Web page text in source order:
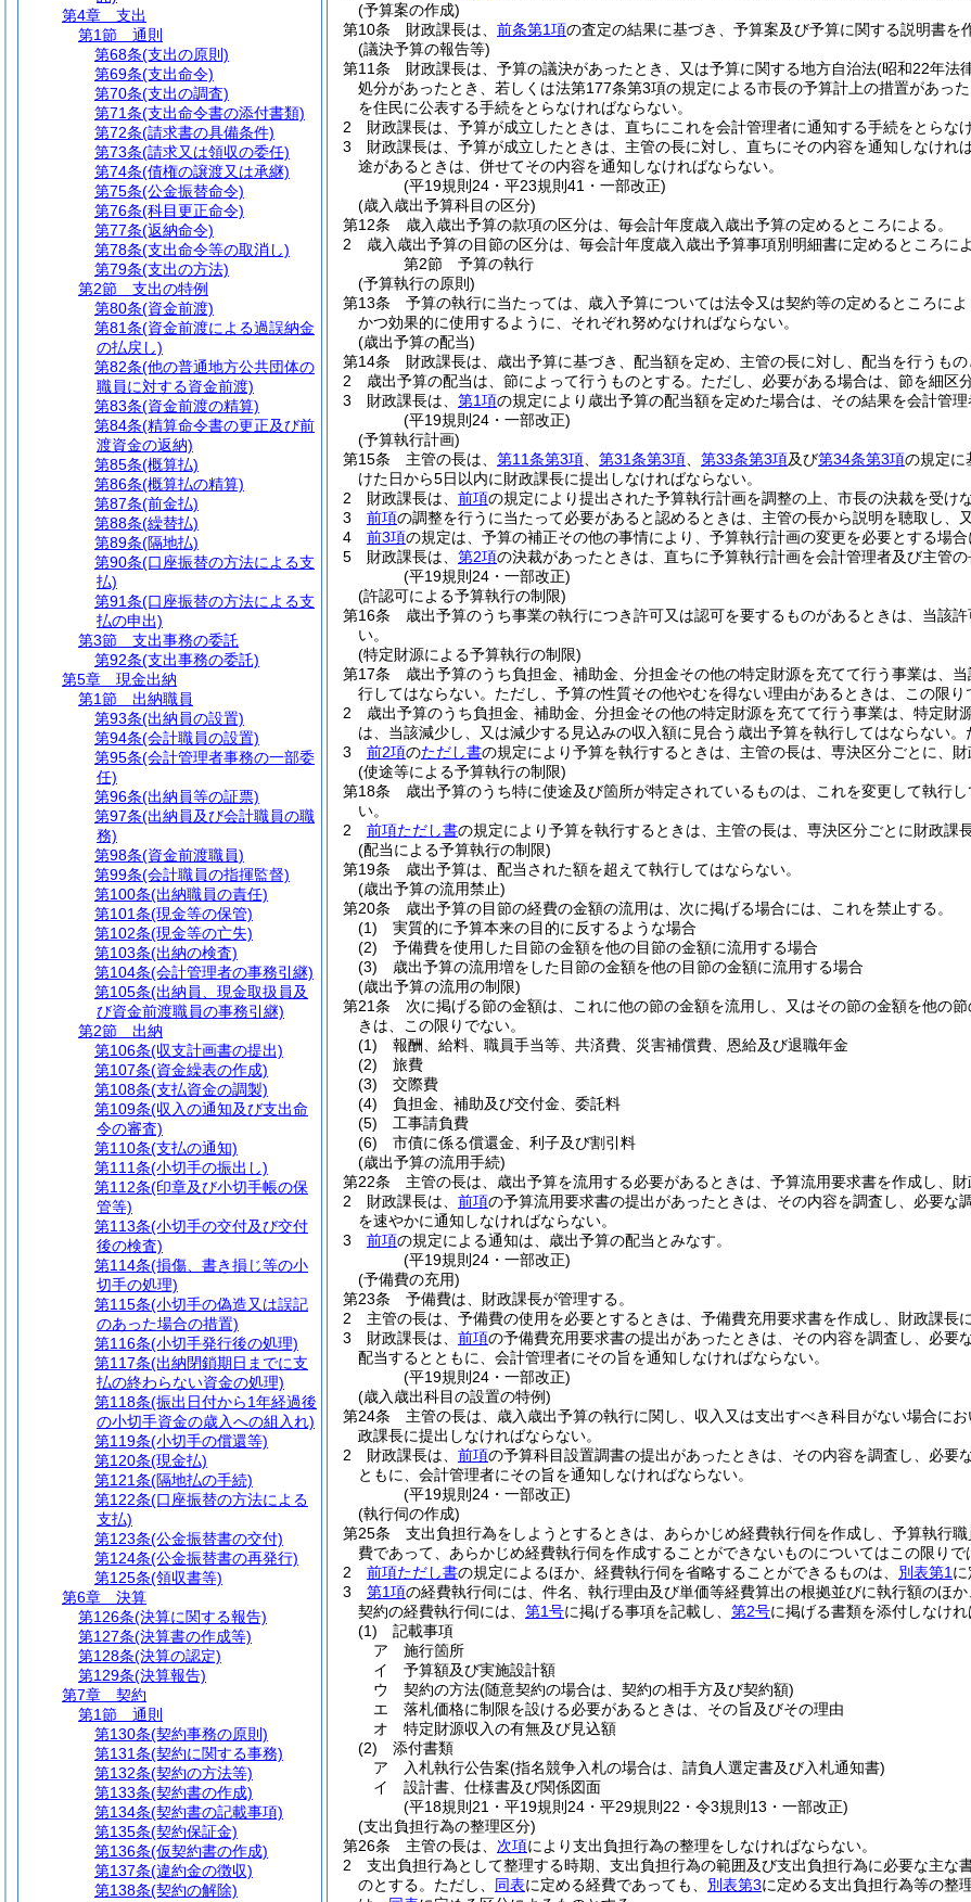
(予算案の作成)
第10条
財政課長は、 前条第1項の査定の結果に基づき、予算案及び予算に関する説明書を
(議決予算の報告等)
第11条
財政課長は、予算の議決があったとき、又は予算に関する地方自治法(昭和22年法
処分があったとき、若しくは法第177条第3項の規定による市長の予算計上の措置があった
を住民に公表する手続をとらなければならない。
2
財政課長は、予算が成立したときは、直ちにこれを会計管理者に通知する手続をとらな
3
財政課長は、予算が成立したときは、主管の長に対し、直ちにその内容を通知しなければ
途があるときは、併せてその内容を通知しなければならない。
(平19規則24・平23規則41・一部改正)
(歳入歳出予算科目の区分)
第12条
歳入歳出予算の款項の区分は、毎会計年度歳入歳出予算の定めるところによる。
2
歳入歳出予算の目節の区分は、毎会計年度歳入歳出予算事項別明細書に定めるところによ
第2節
予算の執行
(予算執行の原則)
第13条
予算の執行に当たっては、歳入予算については法令又は契約等の定めるところに
かつ効果的に使用するように、それぞれ努めなければならない。
(歳出予算の配当)
第14条
財政課長は、歳出予算に基づき、配当額を定め、主管の長に対し、配当を行うもの
2
歳出予算の配当は、節によって行うものとする。 ただし、必要がある場合は、節を細区
3
財政課長は、 第1項の規定により歳出予算の配当額を定めた場合は、その結果を会計管理
(平19規則24・一部改正)
(予算執行計画)
第15条
主管の長は、 第11条第3項 第31条第3項 第33条第3項及び第34条第3項の規定に
けた日から5日以内に財政課長に提出しなければならない。
2
財政課長は、 前項の規定により提出された予算執行計画を調整の上、市長の決裁を受け
3
前項の調整を行うに当たって必要があると認めるときは、主管の長から説明を聴取し、
4
前3項の規定は、予算の補正その他の事情により、予算執行計画の変更を必要とする場合
5
財政課長は、 第2項の決裁があったときは、直ちに予算執行計画を会計管理者及び主管の
(平19規則24・一部改正)
(許認可による予算執行の制限)
第16条
歳出予算のうち事業の執行につき許可又は認可を要するものがあるときは、当該
い。
(特定財源による予算執行の制限)
第17条
歳出予算のうち負担金、補助金、分担金その他の特定財源を充てて行う事業は、
行してはならない。 ただし、予算の性質その他やむを得ない理由があるときは、この限り
2
歳出予算のうち負担金、補助金、分担金その他の特定財源を充てて行う事業は、特定
は、当該減少し、又は減少する見込みの収入額に見合う歳出予算を執行してはならない。
3
前2項のただし書の規定により予算を執行するときは、主管の長は、専決区分ごとに、財
(使途等による予算執行の制限)
第18条
歳出予算のうち特に使途及び箇所が特定されているものは、これを変更して執行し
い。
2
前項ただし書の規定により予算を執行するときは、主管の長は、専決区分ごとに財政課
(配当による予算執行の制限)
第19条
歳出予算は、配当された額を超えて執行してはならない。
(歳出予算の流用禁止)
第20条
歳出予算の目節の経費の金額の流用は、次に掲げる場合には、これを禁止する。
(1)
実質的に予算本来の目的に反するような場合
(2)
予備費を使用した目節の金額を他の目節の金額に流用する場合
(3)
歳出予算の流用増をした目節の金額を他の目節の金額に流用する場合
(歳出予算の流用の制限)
第21条
次に掲げる節の金額は、これに他の節の金額を流用し、又はその節の金額を他の節
きは、この限りでない。
(1)
報酬、給料、職員手当等、共済費、災害補償費、恩給及び退職年金
(2)
旅費
(3)
交際費
(4)
負担金、補助及び交付金、委託料
(5)
工事請負費
(6)
市債に係る償還金、利子及び割引料
(歳出予算の流用手続)
第22条
主管の長は、歳出予算を流用する必要があるときは、予算流用要求書を作成し、財
2
財政課長は、 前項の予算流用要求書の提出があったときは、その内容を調査し、必要
を速やかに通知しなければならない。
3
前項の規定による通知は、歳出予算の配当とみなす。
(平19規則24・一部改正)
(予備費の充用)
第23条
予備費は、財政課長が管理する。
2
主管の長は、予備費の使用を必要とするときは、予備費充用要求書を作成し、財政課長
3
財政課長は、 前項の予備費充用要求書の提出があったときは、その内容を調査し、必
配当するとともに、会計管理者にその旨を通知しなければならない。
(平19規則24・一部改正)
(歳入歳出科目の設置の特例)
第24条
主管の長は、歳入歳出予算の執行に関し、収入又は支出すべき科目がない場合に
政課長に提出しなければならない。
2
財政課長は、 前項の予算科目設置調書の提出があったときは、その内容を調査し、必
ともに、会計管理者にその旨を通知しなければならない。
(平19規則24・一部改正)
(執行伺の作成)
第25条
支出負担行為をしようとするときは、あらかじめ経費執行伺を作成し、予算執行職
費であって、あらかじめ経費執行伺を作成することができないものについてはこの限りで
2
前項ただし書の規定によるほか、経費執行伺を省略することができるものは、 別表第1 に
3
第1項の経費執行伺には、件名、執行理由及び単価等経費算出の根拠並びに執行額のほ
契約の経費執行伺には、 第1号に掲げる事項を記載し、 第2号に掲げる書類を添付しなけれ
(1)
記載事項
ア
施行箇所
イ
予算額及び実施設計額
ウ
契約の方法(随意契約の場合は、契約の相手方及び契約額)
エ
落札価格に制限を設ける必要があるときは、その旨及びその理由
オ
特定財源収入の有無及び見込額
(2)
添付書類
ア
入札執行公告案(指名競争入札の場合は、請負人選定書及び入札通知書)
イ
設計書、仕様書及び関係図面
(平18規則21・平19規則24・平29規則22・令3規則13・一部改正)
(支出負担行為の整理区分)
第26条
主管の長は、 次項により支出負担行為の整理をしなければならない。
2
支出負担行為として整理する時期、支出負担行為の範囲及び支出負担行為に必要な主な書
のとする。 ただし、 同表に定める経費であっても、 別表第3に定める支出負担行為等の整
第4章
支出
第1節
通則
第68条(支出の原則)
第69条(支出命令)
第70条(支出の調査)
第71条(支出命令書の添付書類)
第72条(請求書の具備条件)
第73条(請求又は領収の委任)
第74条(債権の譲渡又は承継)
第75条(公金振替命令)
第76条(科目更正命令)
第77条(返納命令)
第78条(支出命令等の取消し)
第79条(支出の方法)
第2節
支出の特例
第80条(資金前渡)
第81条(資金前渡による過誤納金
の払戻し)
第82条(他の普通地方公共団体の
職員に対する資金前渡)
第83条(資金前渡の精算)
第84条(精算命令書の更正及び前
渡資金の返納)
第85条(概算払)
第86条(概算払の精算)
第87条(前金払)
第88条(繰替払)
第89条(隔地払)
第90条(口座振替の方法による支
払)
第91条(口座振替の方法による支
払の申出)
第3節
支出事務の委託
第92条(支出事務の委託)
第5章
現金出納
第1節
出納職員
第93条(出納員の設置)
第94条(会計職員の設置)
第95条(会計管理者事務の一部委
任)
第96条(出納員等の証票)
第97条(出納員及び会計職員の職
務)
第98条(資金前渡職員)
第99条(会計職員の指揮監督)
第100条(出納職員の責任)
第101条(現金等の保管)
第102条(現金等の亡失)
第103条(出納の検査)
第104条(会計管理者の事務引継)
第105条(出納員、現金取扱員及
び資金前渡職員の事務引継)
第2節
出納
第106条(収支計画書の提出)
第107条(資金繰表の作成)
第108条(支払資金の調製)
第109条(収入の通知及び支出命
令の審査)
第110条(支払の通知)
第111条(小切手の振出し)
第112条(印章及び小切手帳の保
管等)
第113条(小切手の交付及び交付
後の検査)
第114条(損傷、書き損じ等の小
切手の処理)
第115条(小切手の偽造又は誤記
のあった場合の措置)
第116条(小切手発行後の処理)
第117条(出納閉鎖期日までに支
払の終わらない資金の処理)
第118条(振出日付から1年経過後
の小切手資金の歳入への組入れ)
第119条(小切手の償還等)
第120条(現金払)
第121条(隔地払の手続)
第122条(口座振替の方法による
支払)
第123条(公金振替書の交付)
第124条(公金振替書の再発行)
第125条(領収書等)
第6章
決算
第126条(決算に関する報告)
第127条(決算書の作成等)
第128条(決算の認定)
第129条(決算報告)
第7章
契約
第1節
通則
第130条(契約事務の原則)
第131条(契約に関する事務)
第132条(契約の方法等)
第133条(契約書の作成)
第134条(契約書の記載事項)
第135条(契約保証金)
第136条(仮契約書の作成)
第137条(違約金の徴収)
第138条(契約の解除)